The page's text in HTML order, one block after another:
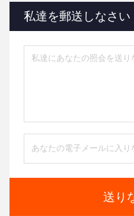
私達を郵送しなさい
送り